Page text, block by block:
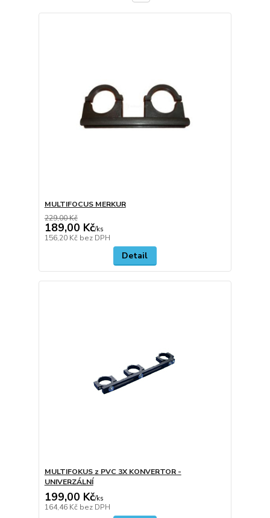
MULTIFOCUS MERKUR
229,00 Kč
189,00 Kč/ks
156,20 Kč bez DPH
Detail
MULTIFOKUS z PVC 3X KONVERTOR -
UNIVERZÁLNÍ
199,00 Kč/ks
164,46 Kč bez DPH